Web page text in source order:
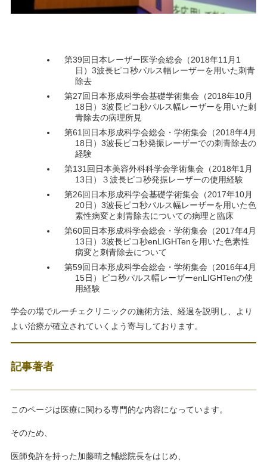
第39回日本レーザー医学会総会（2018年11月1
日）3波長ピコ秒パルス幅レーザーを用いた刺青
除去
第27回日本形成科学会基礎学術集会（2018年10月
18日）3波長ピコ秒パルス幅レーザーを用いた刺
青除去の病理所見
第61回日本形成科学会総会・学術集会（2018年4月
18日）3波長ピコ秒発振レーザーでの刺青除去の
経験
第131回日本美容外科科学会学術集会（2018年1月
13日）３波長ピコ秒発振レーザーの使用経験
第26回日本形成科学会基礎学術集会（2017年10月
20日）3波長ピコ秒パルス幅レーザーを用いた色
素性病変と刺青除去についての病理と臨床
第60回日本形成科学会総会・学術集会（2017年4月
13日）3波長ピコ秒enLIGHTenを用いた色素性
病変と刺青除去について
第59回日本形成科学会総会・学術集会（2016年4月
15日）ピコ秒パルス幅レーザーenLIGHTenの使
用経験
学会の場でルーチェクリニックの施術方法、経過を説明し、より
よい治療が確立されていくよう寄与しております。
記事著者
このページは医療に関わる専門的な内容になっています。
そのため、
医師免許を持った加藤晴之輔総院長をはじめ、